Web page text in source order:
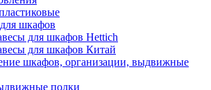
шкафов
для шкафов Hettich
для шкафов Китай
шкафов, организации, выдвижные
полки